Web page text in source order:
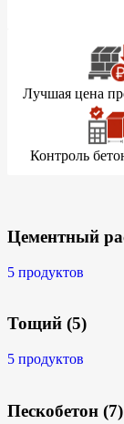
Лучшая цена
Контроль
Цементный
5 продуктов
Тощий (5)
5 продуктов
Пескобетон (7)